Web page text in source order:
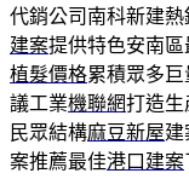
代銷公司南科新建
建案提供特色安南
植髮價格累積眾多
議工業機聯網打造生
民眾結構麻豆新屋建
案推薦最佳港口建案